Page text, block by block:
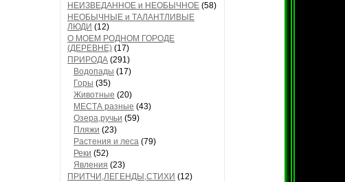
НЕИЗВЕДАННОЕ и НЕОБЫЧНОЕ (58)
НЕОБЫЧНЫЕ и ТАЛАНТЛИВЫЕ
ЛЮДИ (12)
О МОЕМ РОДНОМ ГОРОДЕ
(ДЕРЕВНЕ) (17)
ПРИРОДА (291)
Водопады (17)
Горы (35)
Животные (20)
МЕСТА разные (43)
Озера,ручьи (59)
Пляжи (23)
Растения и леса (79)
Реки (52)
Явления (23)
ПРИТЧИ,ЛЕГЕНДЫ,СТИХИ (12)